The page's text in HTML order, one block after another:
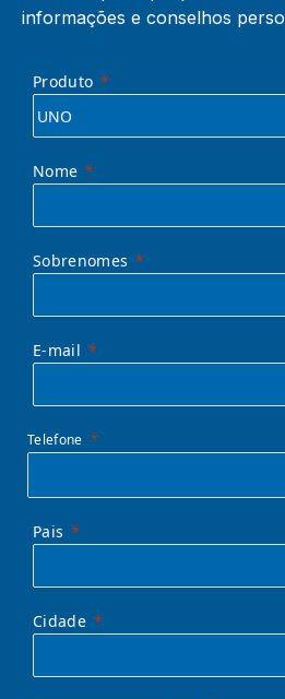
informações e conselhos
Produto
Nome
Sobrenomes
E-mail
Telefone
Pais
Cidade